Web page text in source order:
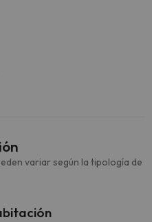
variar según la tipología de